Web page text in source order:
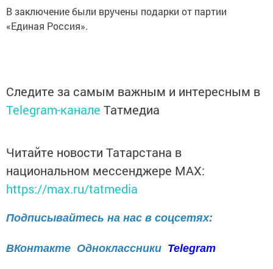
В заключение были вручены подарки от партии
«Единая Россия».
Следите за самым важным и интересным в
Telegram-канале Татмедиа
Читайте новости Татарстана в
национальном мессенджере MАХ:
https://max.ru/tatmedia
Подписывайтесь на нас в соцсетях:
ВКонтакте Одноклассники Telegram